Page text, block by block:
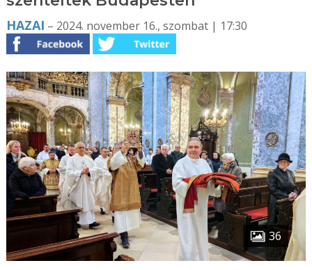
HAZAI – 2024. november 16., szombat | 17:30
36